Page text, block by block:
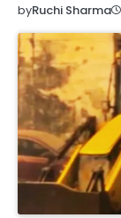
byRuchi Sharma